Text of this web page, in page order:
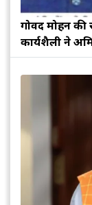
गोविंद मोहन
कार्यशैली ने